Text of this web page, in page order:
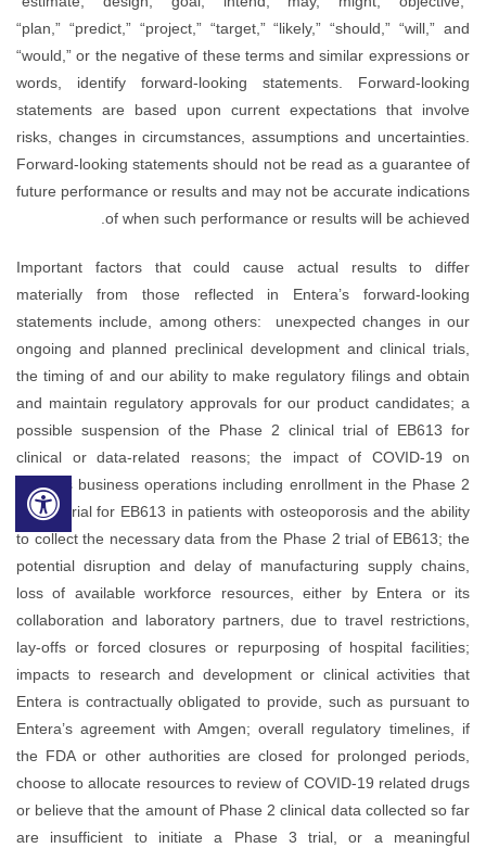
“plan,” “predict,” “project,” “target,” “likely,” “should,” “will,” and
“would,” or the negative of these terms and similar expressions or
words, identify forward-looking statements. Forward-looking
statements are based upon current expectations that involve
risks, changes in circumstances, assumptions and uncertainties.
Forward-looking statements should not be read as a guarantee of
future performance or results and may not be accurate indications
of when such performance or results will be achieved.
Important factors that could cause actual results to differ
materially from those reflected in Entera’s forward-looking
statements include, among others: unexpected changes in our
ongoing and planned preclinical development and clinical trials,
the timing of and our ability to make regulatory filings and obtain
and maintain regulatory approvals for our product candidates; a
possible suspension of the Phase 2 clinical trial of EB613 for
clinical or data-related reasons; the impact of COVID-19 on
Entera’s business operations including enrollment in the Phase 2
clinical trial for EB613 in patients with osteoporosis and the ability
to collect the necessary data from the Phase 2 trial of EB613; the
potential disruption and delay of manufacturing supply chains,
loss of available workforce resources, either by Entera or its
collaboration and laboratory partners, due to travel restrictions,
lay-offs or forced closures or repurposing of hospital facilities;
impacts to research and development or clinical activities that
Entera is contractually obligated to provide, such as pursuant to
Entera’s agreement with Amgen; overall regulatory timelines, if
the FDA or other authorities are closed for prolonged periods,
choose to allocate resources to review of COVID-19 related drugs
or believe that the amount of Phase 2 clinical data collected so far
are insufficient to initiate a Phase 3 trial, or a meaningful